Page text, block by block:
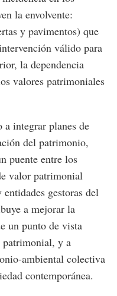
la envolvente:
y pavimentos) que
válido para
la dependencia
valores patrimoniales
a integrar planes de
del patrimonio,
puente entre los
valor patrimonial
gestoras del
a mejorar la
un punto de vista
y a
ambiental colectiva
contemporánea.